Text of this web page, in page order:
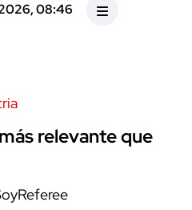
08:46
relevante que